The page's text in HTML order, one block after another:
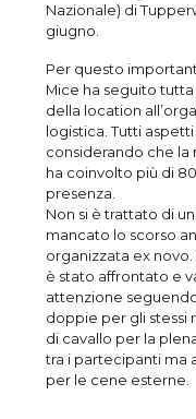
Nazionale) di
giugno.
Per questo
Mice ha seguito
della location
logistica. Tutti
considerando che la
ha coinvolto più di
presenza.
Non si è trattato di
mancato lo scorso
organizzata ex
è stato affrontato e
attenzione
doppie per gli stessi
di cavallo per la
tra i partecipanti ma
per le cene esterne.